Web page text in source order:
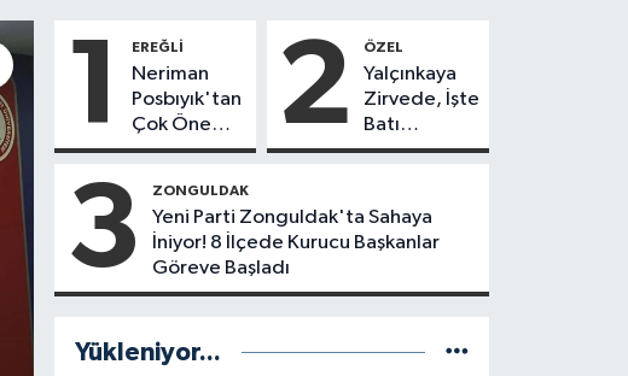
1 EREĞLI
Neriman
Posbıyık'tan
Çok Önemli
Karar! CHP
mi?
2 ÖZEL
Yalçınkaya
Zirvede, İşte
Batı
Karadeniz'in
Başkanı
Anket
3 ZONGULDAK
Yeni Parti Zonguldak'ta Sahaya
İniyor! 8 İlçede Kurucu Başkanlar
Göreve Başladı
Yükleniyor...